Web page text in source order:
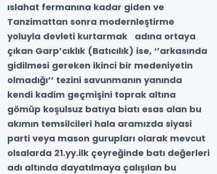
ıslahat fermanına kadar giden ve
Tanzimattan sonra modernleştirme
yoluyla devleti kurtarmak adına ortaya
çıkan Garp’cıklık (Batıcılık) ise, ‘’arkasında
gidilmesi gereken ikinci bir medeniyetin
olmadığı’’ tezini savunmanın yanında
kendi kadim geçmişini toprak altına
gömüp koşulsuz batıya biatı esas alan bu
akımın temsilcileri hala aramızda siyasi
parti veya mason gurupları olarak mevcut
olsalarda 21.yy.ilk çeyreğinde batı değerleri
adı altında dayatılmaya çalışılan bu